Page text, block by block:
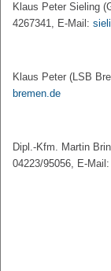
Klaus Peter Sieling
4267341, E-Mail:
Klaus Peter (LSB
bremen.de
Dipl.-Kfm. Martin
04223/95056, E-Mail: